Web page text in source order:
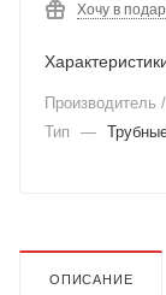
Хочу в
Производитель
Тип
—
ОПИСАНИЕ